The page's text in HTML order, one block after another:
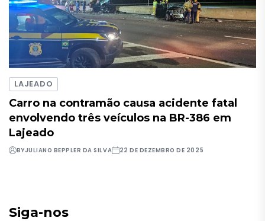
LAJEADO
Carro na contramão causa acidente fatal
envolvendo três veículos na BR-386 em
Lajeado
BYJULIANO BEPPLER DA SILVA 22 DE DEZEMBRO DE 2025
Siga-nos